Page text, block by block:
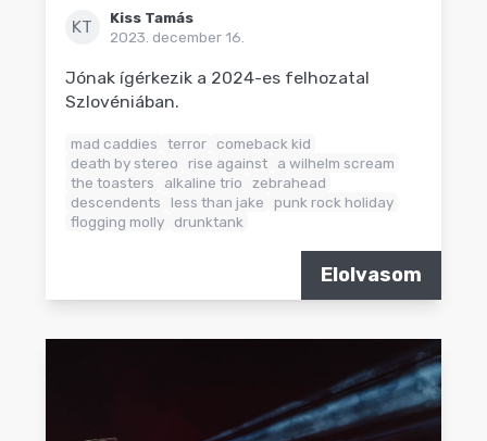
KT
Kiss Tamás
2023. december 16.
Jónak ígérkezik a 2024-es felhozatal
Szlovéniában.
mad caddies terror comeback kid
death by stereo
rise against
a wilhelm scream
the toasters
alkaline trio
zebrahead
descendents
less than jake
punk rock holiday
flogging molly
drunktank
Elolvasom